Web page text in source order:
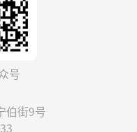
号
伯街9号